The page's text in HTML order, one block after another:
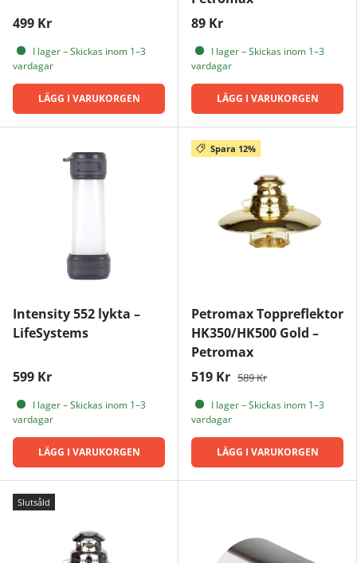
499 Kr
I lager – Skickas inom 1–3
vardagar
LÄGG I VARUKORGEN
89 Kr
I lager – Skickas inom 1–3
vardagar
LÄGG I VARUKORGEN
Intensity 552 lykta –
LifeSystems
599 Kr
I lager – Skickas inom 1–3
vardagar
LÄGG I VARUKORGEN
Spara 12%
Petromax Toppreflektor
HK350/HK500 Gold –
Petromax
519 Kr 589 Kr
I lager – Skickas inom 1–3
vardagar
LÄGG I VARUKORGEN
Slutsåld